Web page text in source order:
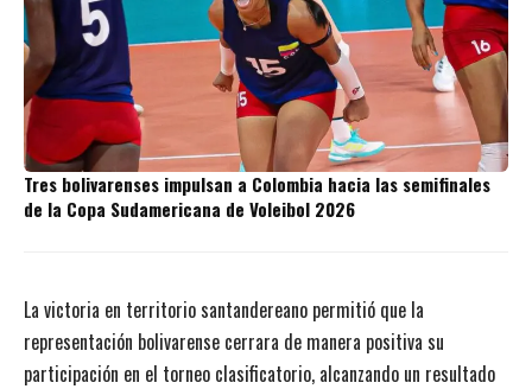
Tres bolivarenses impulsan a Colombia hacia las semifinales
de la Copa Sudamericana de Voleibol 2026
La victoria en territorio santandereano permitió que la
representación bolivarense cerrara de manera positiva su
participación en el torneo clasificatorio, alcanzando un resultado